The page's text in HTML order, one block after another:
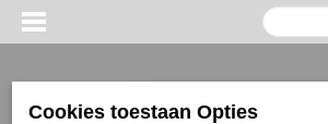
Cookies toestaan Opties